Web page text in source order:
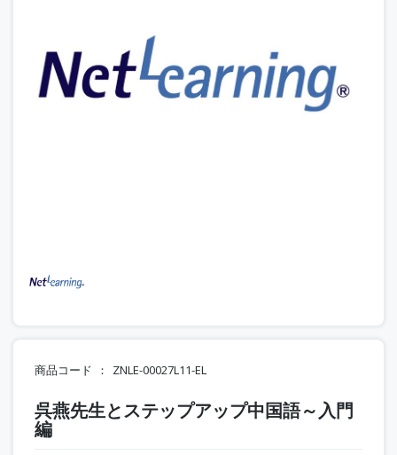
商品コード ZNLE-00027L11-EL
呉燕先生とステップアップ中国語～入門
編